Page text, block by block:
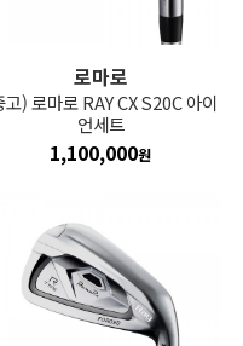
로마로
고) 로마로 RAY CX S20C 아이
언세트
1,100,000원